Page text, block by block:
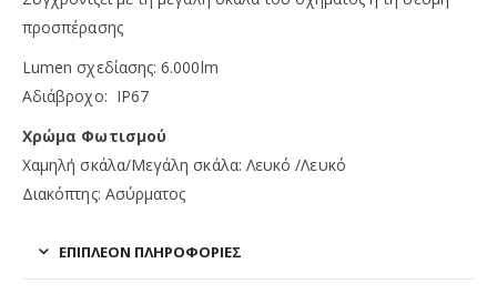
προσπέρασης
Lumen σχεδίασης: 6.000lm
Αδιάβροχο: IP67
Χρώμα Φωτισμού
Χαμηλή σκάλα/Μεγάλη σκάλα: Λευκό /Λευκό
Διακόπτης: Ασύρματος
ΕΠΙΠΛΈΟΝ ΠΛΗΡΟΦΟΡΊΕΣ